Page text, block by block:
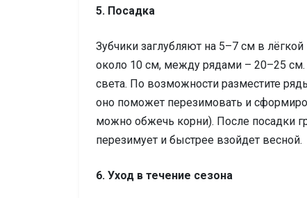
5. Посадка
Зубчики заглубляют на 5–7 см в
около 10 см, между рядами – 20–25 см.
света. По возможности разместите
оно поможет перезимовать и
можно обжечь корни). После посадки
перезимует и быстрее взойдет весной.
6. Уход в течение сезона